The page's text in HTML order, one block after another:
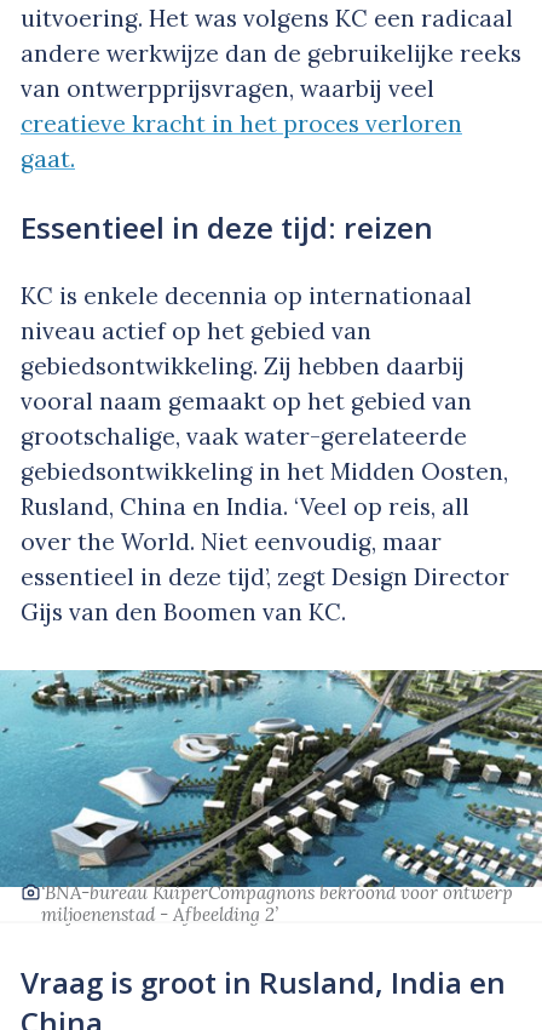
uitvoering. Het was volgens KC een radicaal
andere werkwijze dan de gebruikelijke reeks
van ontwerpprijsvragen, waarbij veel
creatieve kracht in het proces verloren
gaat.
Essentieel in deze tijd: reizen
KC is enkele decennia op internationaal
niveau actief op het gebied van
gebiedsontwikkeling. Zij hebben daarbij
vooral naam gemaakt op het gebied van
grootschalige, vaak water-gerelateerde
gebiedsontwikkeling in het Midden Oosten,
Rusland, China en India. ‘Veel op reis, all
over the World. Niet eenvoudig, maar
essentieel in deze tijd’, zegt Design Director
Gijs van den Boomen van KC.
‘BNA-bureau KuiperCompagnons bekroond voor ontwerp
miljoenenstad - Afbeelding 2’
Vraag is groot in Rusland, India en
China